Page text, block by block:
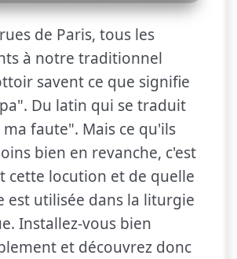
de Paris, tous les
à notre traditionnel
savent ce que signifie
Du latin qui se traduit
ma faute". Mais ce qu'ils
bien en revanche, c'est
cette locution et de quelle
est utilisée dans la liturgie
Installez-vous bien
et découvrez donc